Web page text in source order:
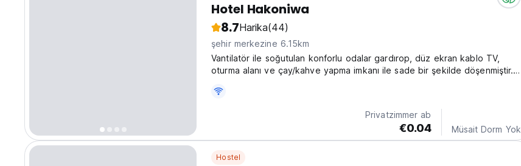
Hotel Hakoniwa
8.7Harika(44)
şehir merkezine 6.15km
Vantilatör ile soğutulan konforlu odalar gardırop, düz ekran kablo TV,
oturma alanı ve çay/kahve yapma imkanı ile sade bir şekilde döşenmiştir.
Privatzimmer ab
€0.04 Müsait Dorm Yok
Hostel